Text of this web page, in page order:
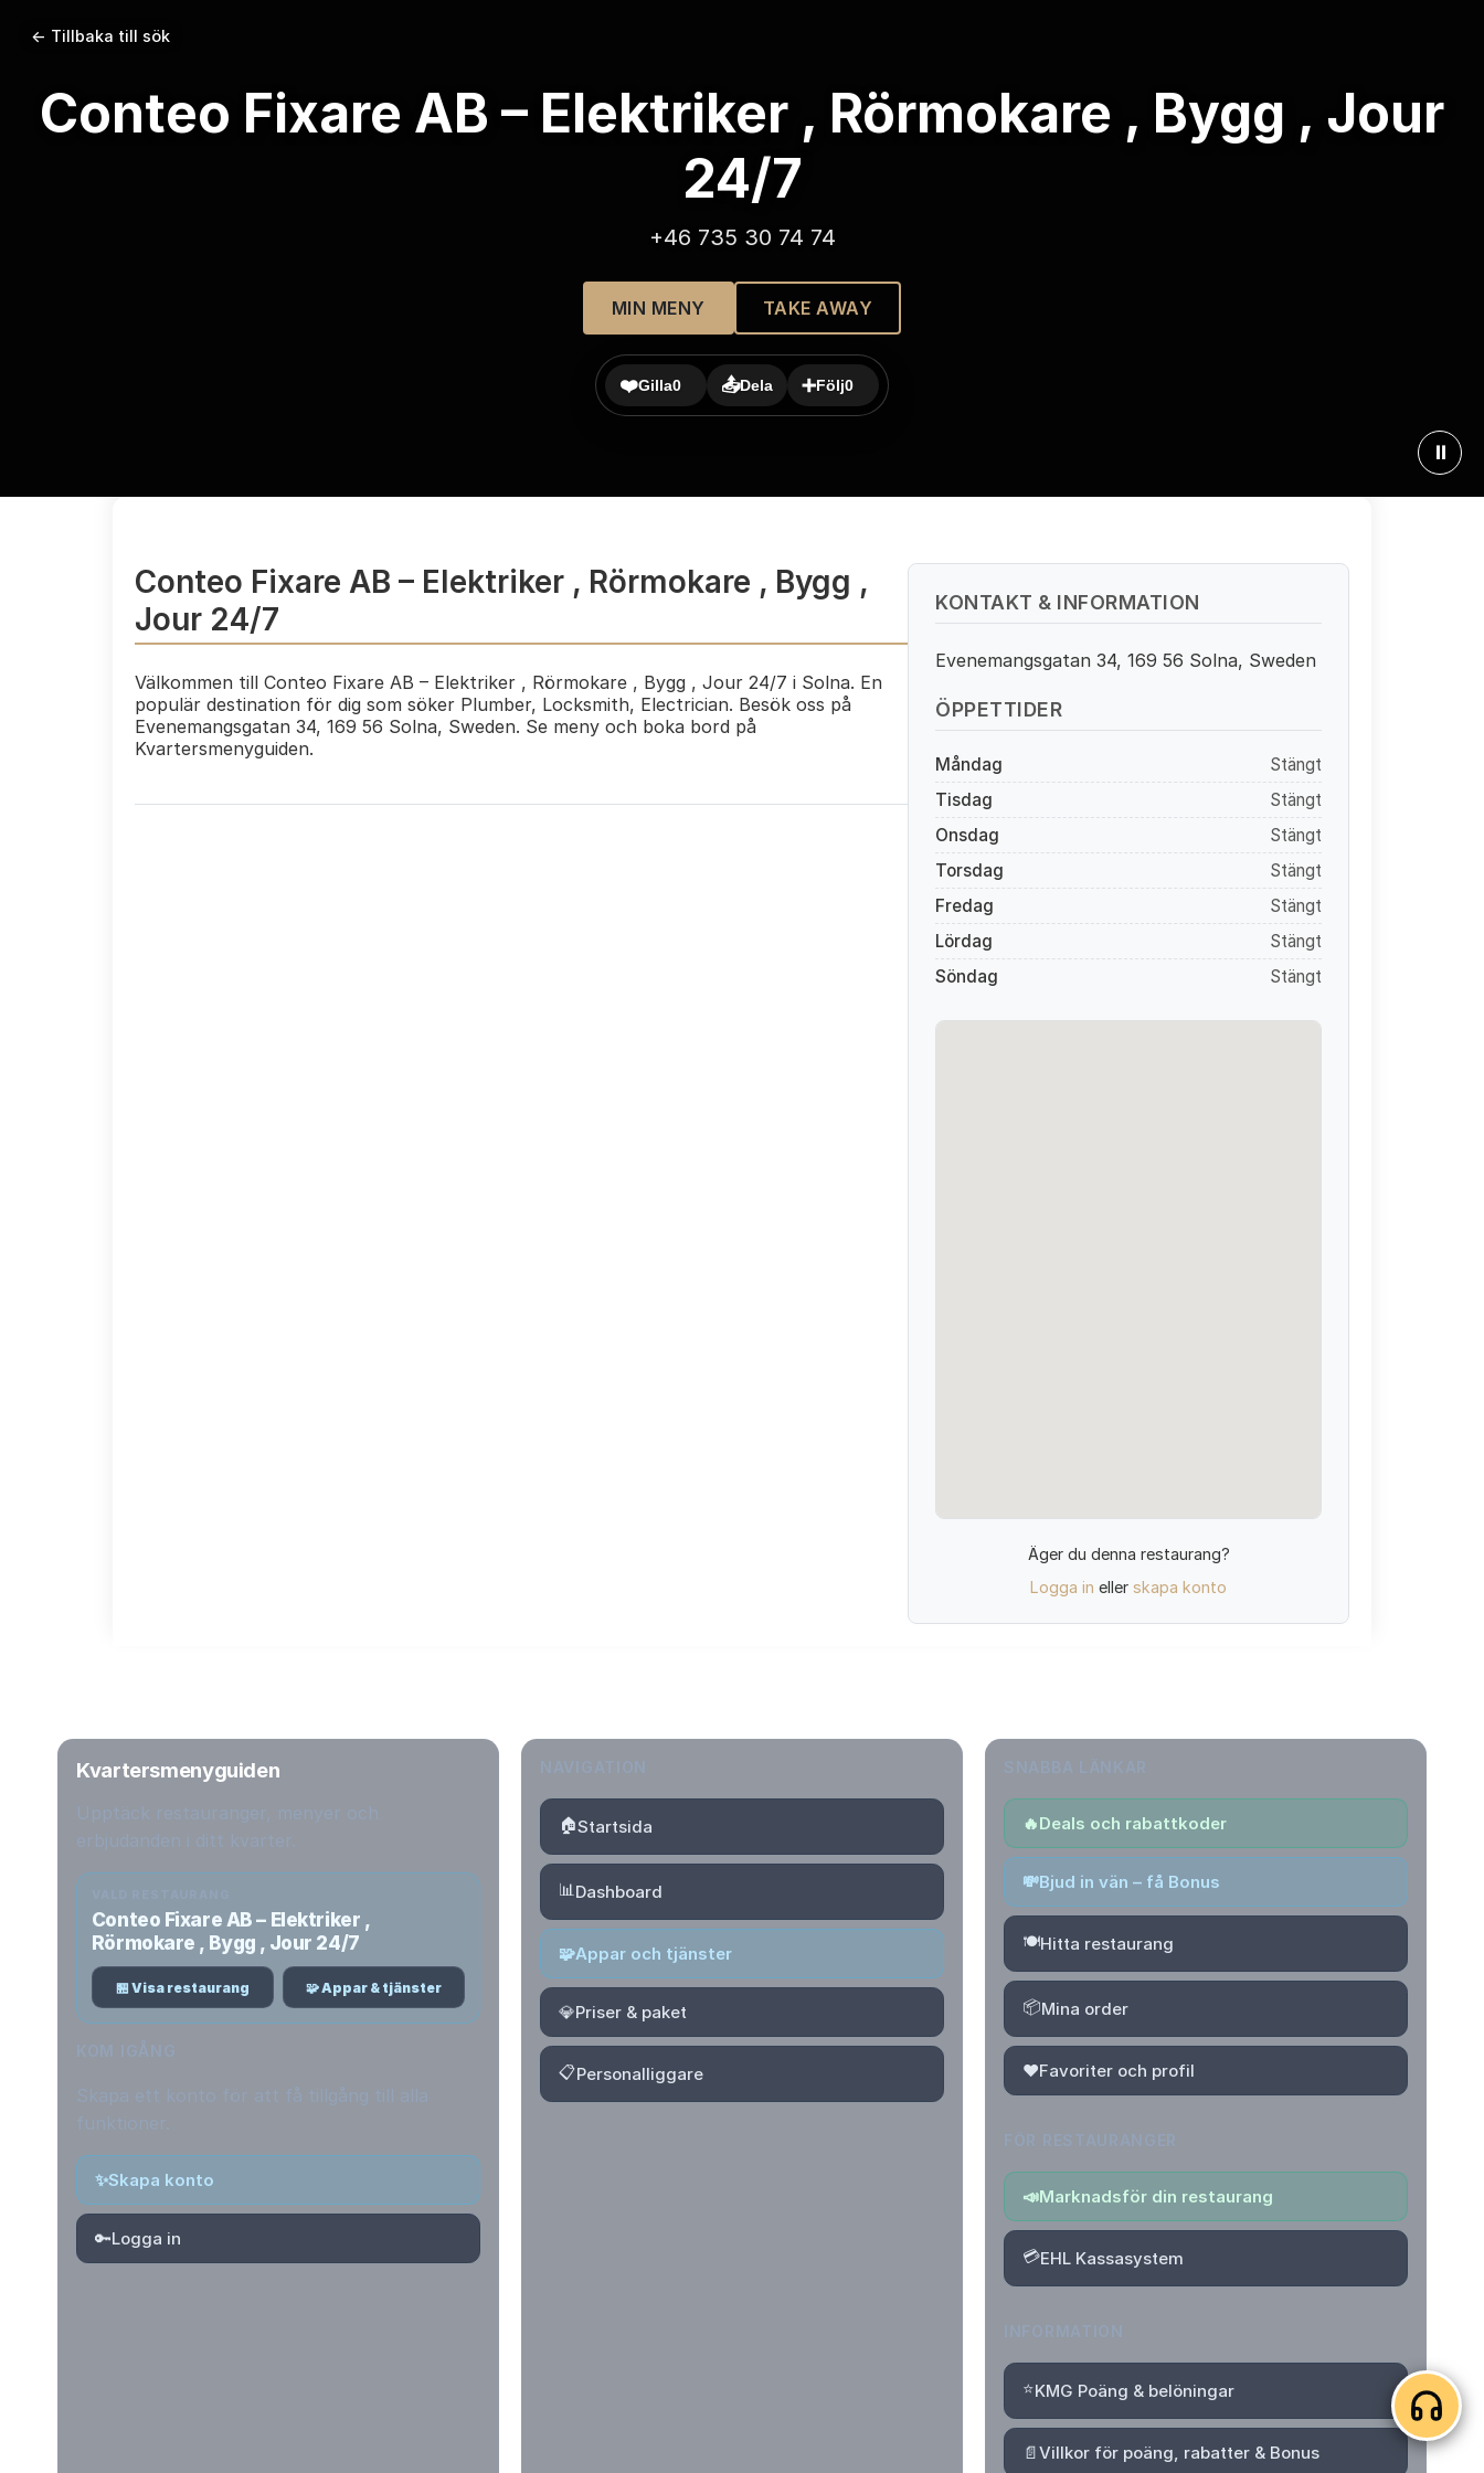
← Tillbaka till sök
Conteo Fixare AB – Elektriker , Rörmokare , Bygg , Jour
24/7
+46 735 30 74 74
MIN MENY TAKE AWAY
❤️Gilla0 📤Dela ➕Följ0
⏸
Conteo Fixare AB – Elektriker , Rörmokare , Bygg ,
Jour 24/7
Välkommen till Conteo Fixare AB – Elektriker , Rörmokare , Bygg , Jour 24/7 i Solna. En
populär destination för dig som söker Plumber, Locksmith, Electrician. Besök oss på
Evenemangsgatan 34, 169 56 Solna, Sweden. Se meny och boka bord på
Kvartersmenyguiden.
KONTAKT & INFORMATION
Evenemangsgatan 34, 169 56 Solna, Sweden
ÖPPETTIDER
Måndag
Stängt
Tisdag
Stängt
Onsdag
Stängt
Torsdag
Stängt
Fredag
Stängt
Lördag
Stängt
Söndag
Stängt
Äger du denna restaurang?
Logga in eller skapa konto
Kvartersmenyguiden
Conteo Fixare AB – Elektriker ,
Rörmokare , Bygg , Jour 24/7
🏪 Visa restaurang 🧩 Appar & tjänster
✨Skapa konto
🔑Logga in
🏠Startsida
📊Dashboard
🧩Appar och tjänster
💎Priser & paket
📋Personalliggare
🔥Deals och rabattkoder
💸Bjud in vän – få Bonus
🍽️Hitta restaurang
📦Mina order
❤️Favoriter och profil
📣Marknadsför din restaurang
💳EHL Kassasystem
⭐KMG Poäng & belöningar
📄Villkor för poäng, rabatter & Bonus